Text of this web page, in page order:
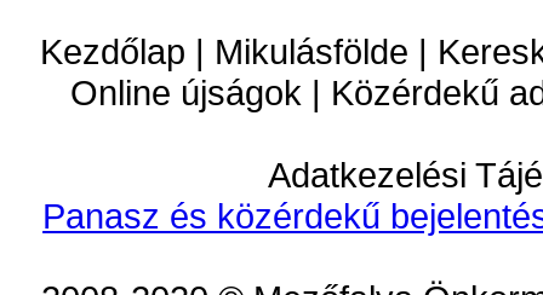
Kezdőlap | Mikulásfölde |
Online újságok | Közérdekű
Adatkezelési
Panasz és közérdekű